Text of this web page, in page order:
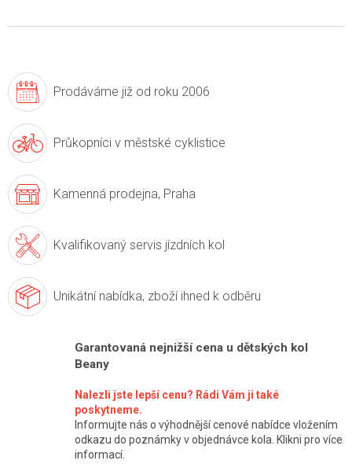
Prodáváme již od roku 2006
Průkopníci v městské cyklistice
Kamenná prodejna, Praha
Kvalifikovaný servis jízdních kol
Unikátní nabídka, zboží ihned k odběru
Garantovaná nejnižší cena u dětských kol
Beany
Nalezli jste lepší cenu? Rádi Vám ji také
poskytneme.
Informujte nás o výhodnější cenové nabídce vložením
odkazu do poznámky v objednávce kola. Klikni pro více
informací.